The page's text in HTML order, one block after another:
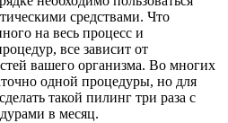
средствами. Что
на весь процесс и
все зависит от
вашего организма. Во многих
одной процедуры, но для
такой пилинг три раза с
в месяц.